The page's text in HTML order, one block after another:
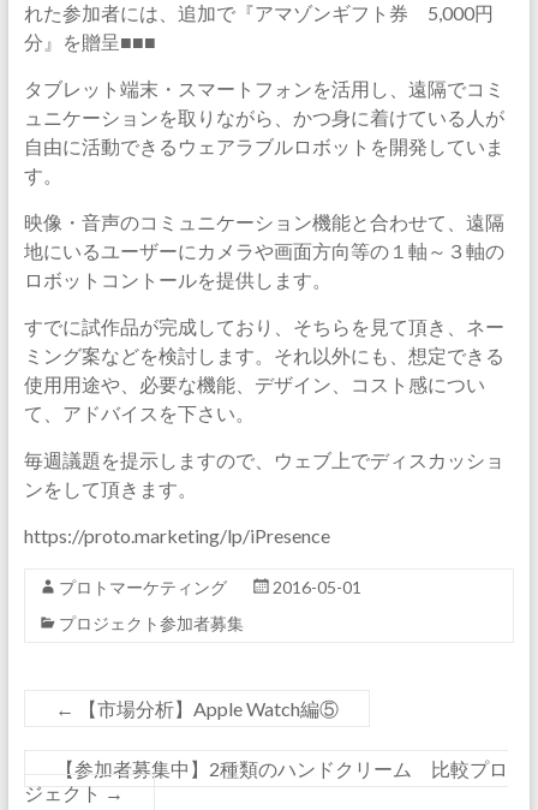
れた参加者には、追加で『アマゾンギフト券 5,000円
分』を贈呈■■■
タブレット端末・スマートフォンを活用し、遠隔でコミ
ュニケーションを取りながら、かつ身に着けている人が
自由に活動できるウェアラブルロボットを開発していま
す。
映像・音声のコミュニケーション機能と合わせて、遠隔
地にいるユーザーにカメラや画面方向等の１軸～３軸の
ロボットコントールを提供します。
すでに試作品が完成しており、そちらを見て頂き、ネー
ミング案などを検討します。それ以外にも、想定できる
使用用途や、必要な機能、デザイン、コスト感につい
て、アドバイスを下さい。
毎週議題を提示しますので、ウェブ上でディスカッショ
ンをして頂きます。
https://proto.marketing/lp/iPresence
プロトマーケティング
2016-05-01
プロジェクト参加者募集
← 【市場分析】Apple Watch編⑤
【参加者募集中】2種類のハンドクリーム 比較プロ
ジェクト →